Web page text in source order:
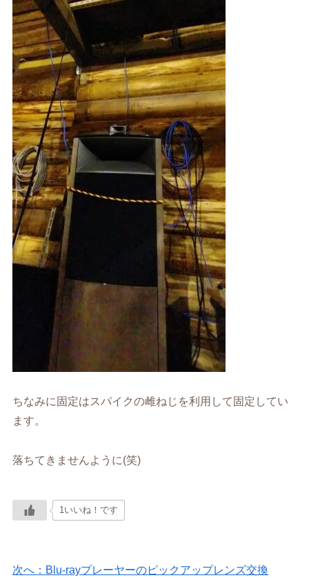
ちなみに固定はスパイクの雌ねじを利用して固定してい
ます。
落ちてきませんように(笑)
1いいね！です
次へ：Blu-rayプレーヤーのピックアップレンズ交換